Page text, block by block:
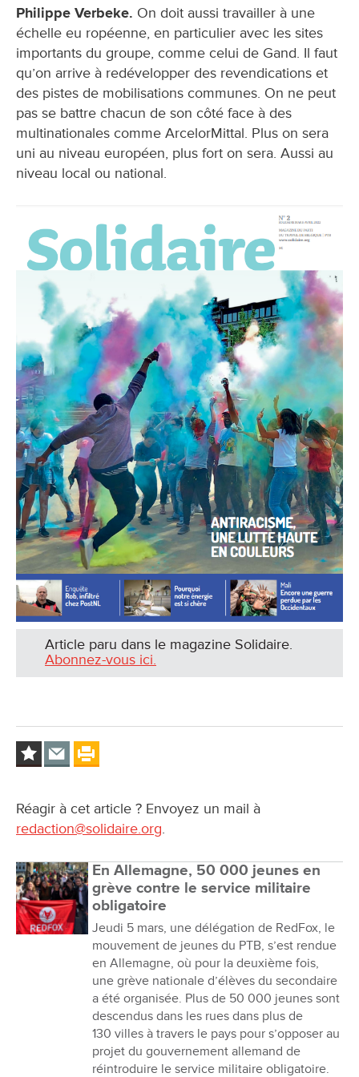
Philippe Verbeke. On doit aussi travailler à une
échelle eu ropéenne, en particulier avec les sites
importants du groupe, comme celui de Gand. Il faut
qu’on arrive à redévelopper des revendications et
des pistes de mobilisations communes. On ne peut
pas se battre chacun de son côté face à des
multinationales comme ArcelorMittal. Plus on sera
uni au niveau européen, plus fort on sera. Aussi au
niveau local ou national.
Article paru dans le magazine Solidaire.
Abonnez-vous ici.
Réagir à cet article ? Envoyez un mail à
redaction@solidaire.org.
En Allemagne, 50 000 jeunes en
grève contre le service militaire
obligatoire
Jeudi 5 mars, une délégation de RedFox, le
mouvement de jeunes du PTB, s’est rendue
en Allemagne, où pour la deuxième fois,
une grève nationale d’élèves du secondaire
a été organisée. Plus de 50 000 jeunes sont
descendus dans les rues dans plus de
130 villes à travers le pays pour s’opposer au
projet du gouvernement allemand de
réintroduire le service militaire obligatoire.